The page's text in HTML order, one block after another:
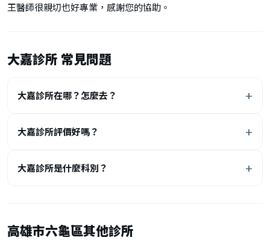
王醫師很親切也好專業，感謝您的協助。
大嘉診所 常見問題
大嘉診所在哪？怎麼去？
大嘉診所評價好嗎？
大嘉診所是什麼科別？
高雄市六龜區其他診所